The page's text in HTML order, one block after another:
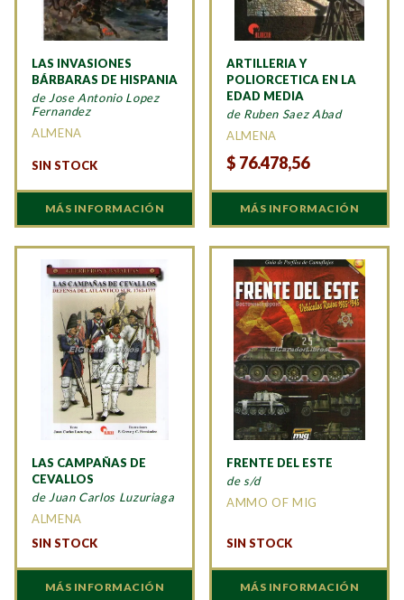
LAS INVASIONES
BÁRBARAS DE HISPANIA
de Jose Antonio Lopez
Fernandez
ALMENA
SIN STOCK
MÁS INFORMACIÓN
ARTILLERIA Y
POLIORCETICA EN LA
EDAD MEDIA
de Ruben Saez Abad
ALMENA
$ 76.478,56
MÁS INFORMACIÓN
LAS CAMPAÑAS DE
CEVALLOS
de Juan Carlos Luzuriaga
ALMENA
SIN STOCK
MÁS INFORMACIÓN
FRENTE DEL ESTE
de s/d
AMMO OF MIG
SIN STOCK
MÁS INFORMACIÓN